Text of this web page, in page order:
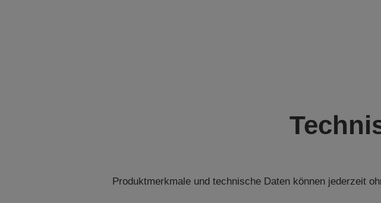
Produktmerkmale und technische Daten können jederzeit